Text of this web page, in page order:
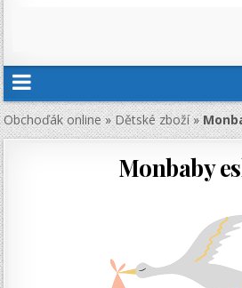
Obchoďák online»Dětské zboží»
Monbaby